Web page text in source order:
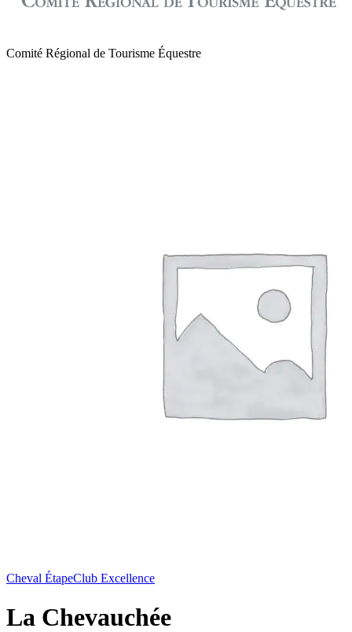
Comité Régional de Tourisme Équestre
Cheval ÉtapeClub Excellence
La Chevauchée